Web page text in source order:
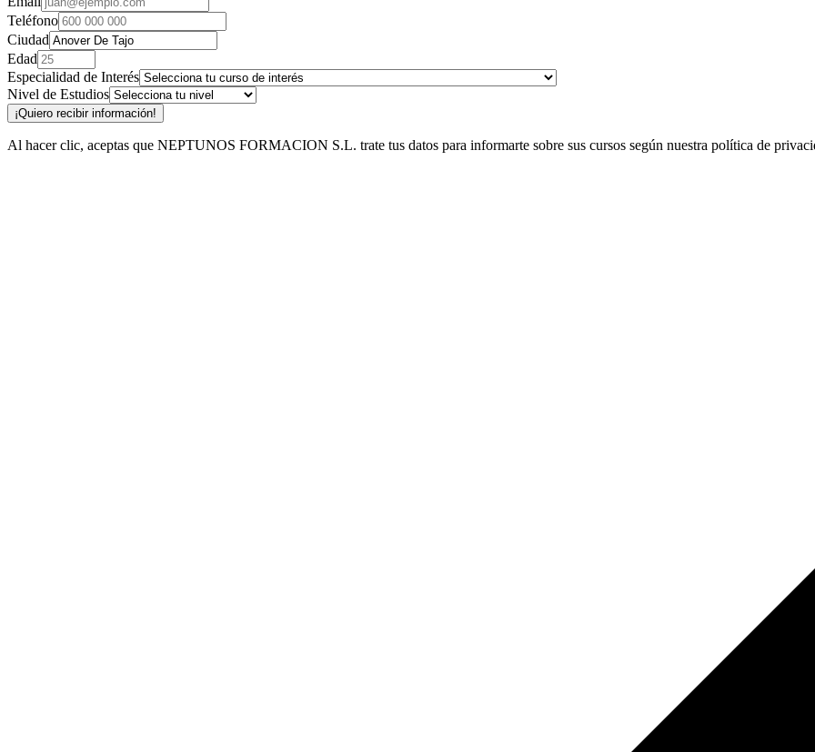
Teléfono
Ciudad
Edad
Especialidad de Interés
Nivel de Estudios
¡Quiero recibir información!
Al hacer clic, aceptas que NEPTUNOS FORMACION S.L. trate tus datos para informarte sobre sus cursos según nuestra política de